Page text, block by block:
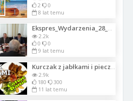
2
0
8 lat temu
Ekspres_Wydarzenia_28_11_2017
2.2k
0
0
9 lat temu
2.9k
180
300
11 lat temu